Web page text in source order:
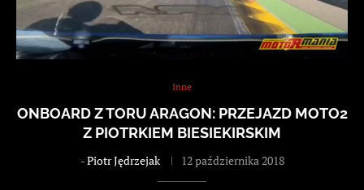
Inne
ONBOARD Z TORU ARAGON: PRZEJAZD MOTO2
Z PIOTRKIEM BIESIEKIRSKIM
-Piotr Jędrzejak 12 października 2018